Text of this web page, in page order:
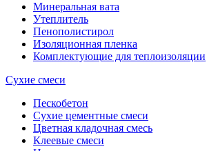
Минеральная вата
Утеплитель
Пенополистирол
Изоляционная пленка
Комплектующие для теплоизоляции
Сухие смеси
Пескобетон
Сухие цементные смеси
Цветная кладочная смесь
Клеевые смеси